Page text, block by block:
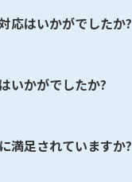
応はいかがでしたか?
いかがでしたか?
満足されていますか?